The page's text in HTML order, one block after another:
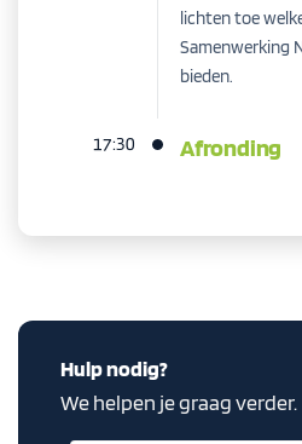
lichten toe
Samenwerking
bieden.
17:30 Afronding
Hulp nodig?
We helpen je graag verder.